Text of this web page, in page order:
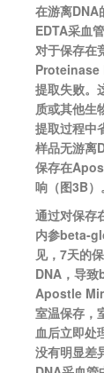
在游离DNA
EDTA采血
对于保存在
Proteinase
提取失败。
质或其他生
提取过程中
样品无游离
保存在
响（图3B）。
通过对保存
内参beta-
见，7天的
DNA，导
Apostle
室温保存，
血后立即
没有明显